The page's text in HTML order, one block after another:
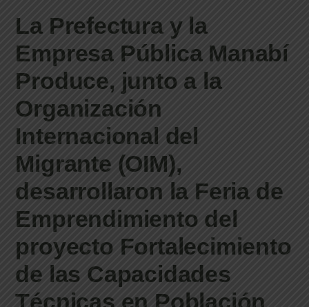
La Prefectura y la
Empresa Pública Manabí
Produce, junto a la
Organización
Internacional del
Migrante (OIM),
desarrollaron la Feria de
Emprendimiento del
proyecto Fortalecimiento
de las Capacidades
Técnicas en Población